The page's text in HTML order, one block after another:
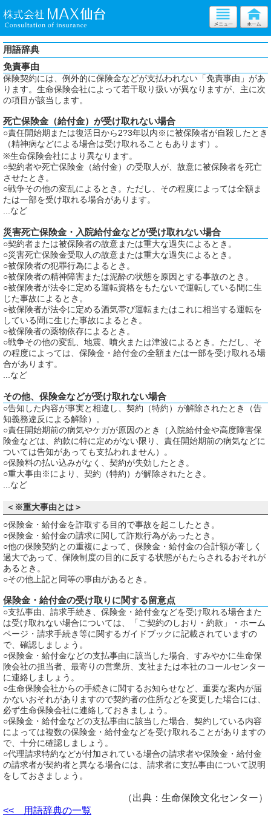
用語辞典
免責事由
保険契約には、例外的に保険金などが支払われない「免責事由」があ
ります。生命保険会社によって若干取り扱いが異なりますが、主に次
の項目が該当します。
死亡保険金（給付金）が受け取れない場合
○責任開始期または復活日から2?3年以内※に被保険者が自殺したとき
（精神病などによる場合は受け取れることもあります）。
※生命保険会社により異なります。
○契約者や死亡保険金（給付金）の受取人が、故意に被保険者を死亡
させたとき。
○戦争その他の変乱によるとき。ただし、その程度によっては全額ま
たは一部を受け取れる場合があります。
...など
災害死亡保険金・入院給付金などが受け取れない場合
○契約者または被保険者の故意または重大な過失によるとき。
○災害死亡保険金受取人の故意または重大な過失によるとき。
○被保険者の犯罪行為によるとき。
○被保険者の精神障害または泥酔の状態を原因とする事故のとき。
○被保険者が法令に定める運転資格をもたないで運転している間に生
じた事故によるとき。
○被保険者が法令に定める酒気帯び運転またはこれに相当する運転を
している間に生じた事故によるとき。
○被保険者の薬物依存によるとき。
○戦争その他の変乱、地震、噴火または津波によるとき。ただし、そ
の程度によっては、保険金・給付金の全額または一部を受け取れる場
合があります。
...など
その他、保険金などが受け取れない場合
○告知した内容が事実と相違し、契約（特約）が解除されたとき（告
知義務違反による解除）。
○責任開始期前の病気やケガが原因のとき（入院給付金や高度障害保
険金などは、約款に特に定めがない限り、責任開始期前の病気などに
ついては告知があっても支払われません）。
○保険料の払い込みがなく、契約が失効したとき。
○重大事由※により、契約（特約）が解除されたとき。
...など
＜※重大事由とは＞
○保険金・給付金を詐取する目的で事故を起こしたとき。
○保険金・給付金の請求に関して詐欺行為があったとき。
○他の保険契約との重複によって、保険金・給付金の合計額が著しく
過大であって、保険制度の目的に反する状態がもたらされるおそれが
あるとき。
○その他上記と同等の事由があるとき。
保険金・給付金の受け取りに関する留意点
○支払事由、請求手続き、保険金・給付金などを受け取れる場合また
は受け取れない場合については、「ご契約のしおり・約款」・ホーム
ページ・請求手続き等に関するガイドブックに記載されていますの
で、確認しましょう。
○保険金・給付金などの支払事由に該当した場合、すみやかに生命保
険会社の担当者、最寄りの営業所、支社または本社のコールセンター
に連絡しましょう。
○生命保険会社からの手続きに関するお知らせなど、重要な案内が届
かないおそれがありますので契約者の住所などを変更した場合には、
必ず生命保険会社に連絡しておきましょう。
○保険金・給付金などの支払事由に該当した場合、契約している内容
によっては複数の保険金・給付金などを受け取れることがありますの
で、十分に確認しましょう。
○代理請求特約などが付加されている場合の請求者や保険金・給付金
の請求者が契約者と異なる場合には、請求者に支払事由について説明
をしておきましょう。
（出典：生命保険文化センター）
<< 用語辞典の一覧